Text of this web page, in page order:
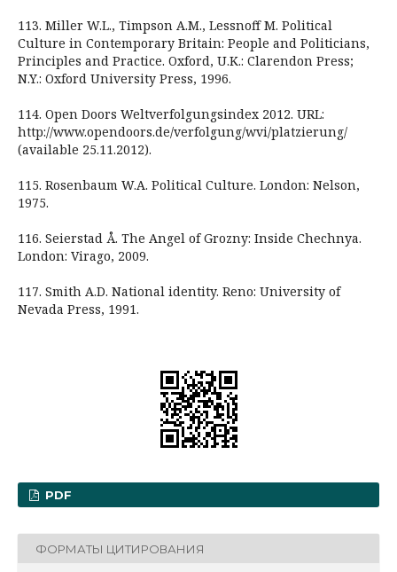
113. Miller W.L., Timpson A.M., Lessnoff M. Political
Culture in Contemporary Britain: People and Politicians,
Principles and Practice. Oxford, U.K.: Clarendon Press;
N.Y.: Oxford University Press, 1996.
114. Open Doors Weltverfolgungsindex 2012. URL:
http://www.opendoors.de/verfolgung/wvi/platzierung/
(available 25.11.2012).
115. Rosenbaum W.A. Political Culture. London: Nelson,
1975.
116. Seierstad Å. The Angel of Grozny: Inside Chechnya.
London: Virago, 2009.
117. Smith A.D. National identity. Reno: University of
Nevada Press, 1991.
PDF
ФОРМАТЫ ЦИТИРОВАНИЯ